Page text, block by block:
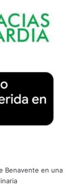
Benavente en una